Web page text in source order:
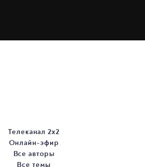
Телеканал 2х2
Онлайн-эфир
Все авторы
Все темы